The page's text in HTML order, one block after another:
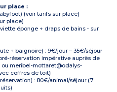
place :
(voir tarifs sur place)
place)
éponge + draps de bains - sur
+ baignoire) : 9€/jour – 35€/séjour
réservation impérative auprès de
meribel-mottaret@odalys-
coffres de toit)
: 80€/animal/séjour (7